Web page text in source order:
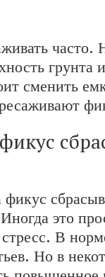
часто.
грунта
сменить
фикус
это
В
Но в